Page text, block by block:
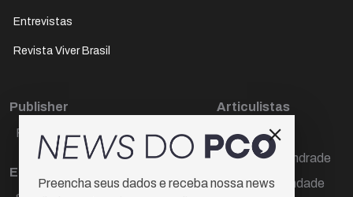
Entrevistas
Revista Viver Brasil
Publisher
Paulo Cesar de Oliveira
Editora Chefe
Articulistas
Décio Freire
Dr Marcos Andrade
Hamilton Trindade
Preencha seus dados e receba nossa news